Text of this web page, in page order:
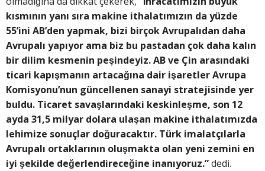
kısmının yanı sıra makine ithalatımızın da yüzde
55’ini AB’den yapmak, bizi birçok Avrupalıdan daha
Avrupalı yapıyor ama biz bu pastadan çok daha kalın
bir dilim kesmenin peşindeyiz. AB ve Çin arasındaki
ticari kapışmanın artacağına dair işaretler Avrupa
Komisyonu’nun güncellenen sanayi stratejisinde yer
buldu. Ticaret savaşlarındaki keskinleşme, son 12
ayda 31,5 milyar dolara ulaşan makine ithalatımızda
lehimize sonuçlar doğuracaktır. Türk imalatçılarla
Avrupalı ortaklarının oluşmakta olan yeni zemini en
iyi şekilde değerlendireceğine inanıyoruz.”dedi.